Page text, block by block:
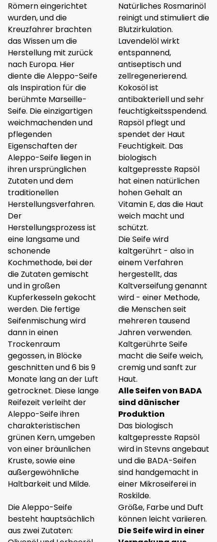
Römern eingerichtet
wurden, und die
Kreuzfahrer brachten
das Wissen um die
Herstellung mit zurück
nach Europa. Hier
diente die Aleppo-Seife
als Inspiration für die
berühmte Marseille-
Seife. Die einzigartigen
weichmachenden und
pflegenden
Eigenschaften der
Aleppo-Seife liegen in
ihren ursprünglichen
Zutaten und dem
traditionellen
Herstellungsverfahren.
Der
Herstellungsprozess ist
eine langsame und
schonende
Kochmethode, bei der
die Zutaten gemischt
und in großen
Kupferkesseln gekocht
werden. Die fertige
Seifenmischung wird
dann in einen
Trockenraum
gegossen, in Blöcke
geschnitten und 6 bis 9
Monate lang an der Luft
getrocknet. Diese lange
Reifezeit verleiht der
Aleppo-Seife ihren
charakteristischen
grünen Kern, umgeben
von einer bräunlichen
Kruste, sowie eine
außergewöhnliche
Haltbarkeit und Milde.
Die Aleppo-Seife
besteht hauptsächlich
aus zwei Zutaten:
Natürliches Rosmarinöl
reinigt und stimuliert die
Blutzirkulation.
Lavendelöl wirkt
entspannend,
antiseptisch und
zellregenerierend.
Kokosöl ist
antibakteriell und sehr
feuchtigkeitsspendend.
Rapsöl pflegt und
spendet der Haut
Feuchtigkeit. Das
biologisch
kaltgepresste Rapsöl
hat einen natürlichen
hohen Gehalt an
Vitamin E, das die Haut
weich macht und
schützt.
Die Seife wird
kaltgerührt - also in
einem Verfahren
hergestellt, das
Kaltverseifung genannt
wird - einer Methode,
die Menschen seit
mehreren tausend
Jahren verwenden.
Kaltgerührte Seife
macht die Seife weich,
cremig und sanft zur
Haut.
Alle Seifen von BADA
sind dänischer
Produktion
Das biologisch
kaltgepresste Rapsöl
wird in Stevns angebaut
und die BADA-Seifen
sind handgemacht in
einer Mikroseiferei in
Roskilde.
Größe, Farbe und Duft
können leicht variieren.
Die Seife wird in einer